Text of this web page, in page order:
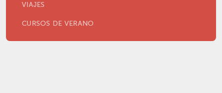
VIAJES
CURSOS DE VERANO